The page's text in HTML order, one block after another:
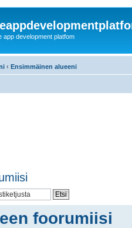
app development platfom
‹ Ensimmäinen alueeni
foorumiisi